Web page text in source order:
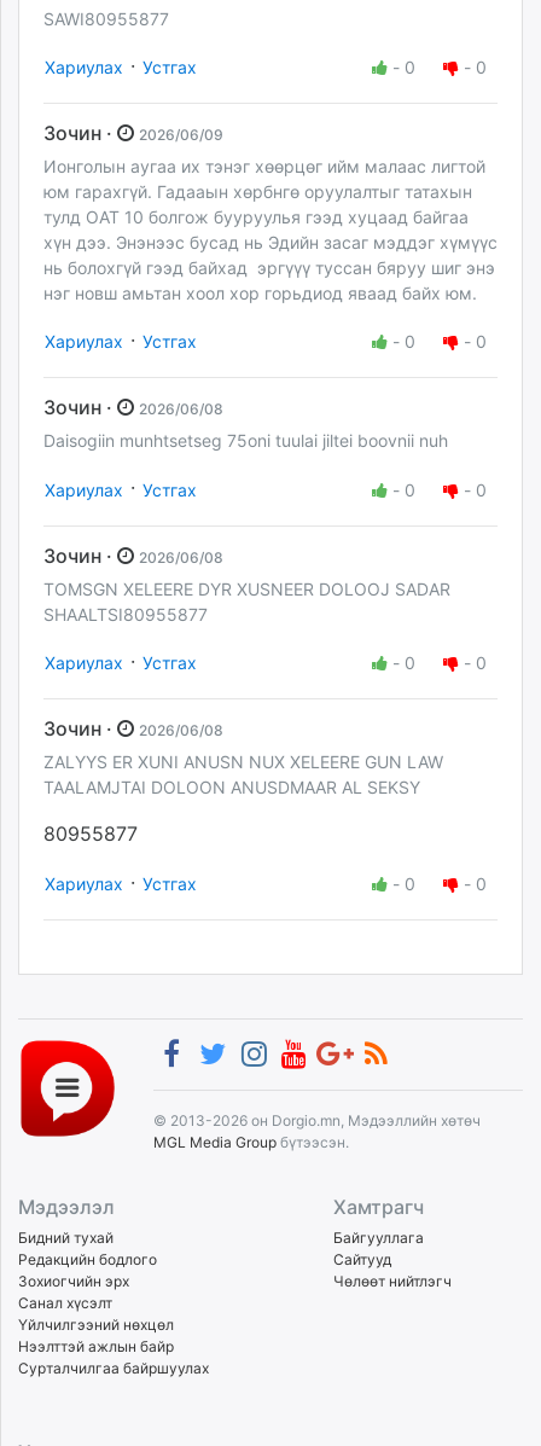
SAWI80955877
Хариулах · Устгах - 0 - 0
Зочин · 2026/06/09
Ионголын аугаа их тэнэг хөөрцөг ийм малаас лигтой
юм гарахгүй. Гадааын хөрбнгө оруулалтыг татахын
тулд ОАТ 10 болгож бууруулья гээд хуцаад байгаа
хүн дээ. Энэнээс бусад нь Эдийн засаг мэддэг хүмүүс
нь болохгүй гээд байхад эргүүү туссан бяруу шиг энэ
нэг новш амьтан хоол хор горьдиод яваад байх юм.
Хариулах · Устгах - 0 - 0
Зочин · 2026/06/08
Daisogiin munhtsetseg 75oni tuulai jiltei boovnii nuh
Хариулах · Устгах - 0 - 0
Зочин · 2026/06/08
TOMSGN XELEERE DYR XUSNEER DOLOOJ SADAR
SHAALTSI80955877
Хариулах · Устгах - 0 - 0
Зочин · 2026/06/08
ZALYYS ER XUNI ANUSN NUX XELEERE GUN LAW
TAALAMJTAI DOLOON ANUSDMAAR AL SEKSY
80955877
Хариулах · Устгах - 0 - 0
© 2013-2026 он Dorgio.mn, Мэдээллийн хөтөч
MGL Media Group бүтээсэн.
Мэдээлэл
Бидний тухай
Редакцийн бодлого
Зохиогчийн эрх
Санал хүсэлт
Үйлчилгээний нөхцөл
Нээлттэй ажлын байр
Сурталчилгаа байршуулах
Хамтрагч
Байгууллага
Сайтууд
Чөлөөт нийтлэгч